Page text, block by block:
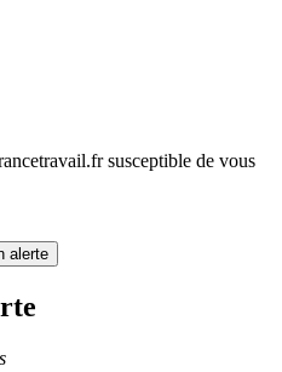
susceptible de vous
alerte